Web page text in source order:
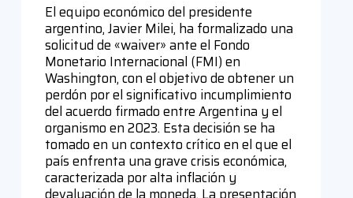
El equipo económico del presidente
argentino, Javier Milei, ha formalizado una
solicitud de «waiver» ante el Fondo
Monetario Internacional (FMI) en
Washington, con el objetivo de obtener un
perdón por el significativo incumplimiento
del acuerdo firmado entre Argentina y el
organismo en 2023. Esta decisión se ha
tomado en un contexto crítico en el que el
país enfrenta una grave crisis económica,
caracterizada por alta inflación y
devaluación de la moneda. La presentación